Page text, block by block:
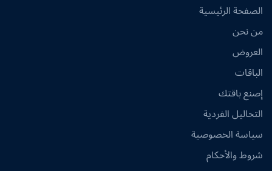
الصفحة الرئيسية
من نحن
العروض
الباقات
إصنع باقتك
التحاليل الفردية
سياسة الخصوصية
شروط والأحكام